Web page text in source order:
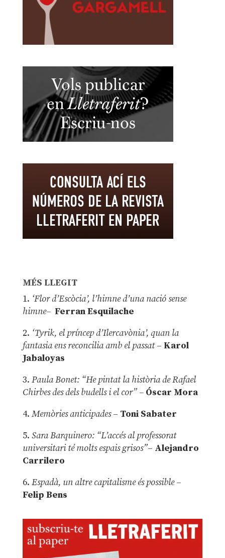
MÉS LLEGIT
1. ‘Flor d’Escòcia’, l’himne d’una nació sense
himne– Ferran Esquilache
2. ‘Tyrik, el príncep d’Ilercavònia’, quan la
fantasia ens reconcilia amb el passat– Karol
Jabaloyas
3. Paula Bonet: “He pintat la història de Rafael
Chirbes des dels budells i el cor” –Óscar Mora
4. Memòries anticipades– Toni Sabater
5. Sara Barquinero: “L’accés al professorat
universitari té molts espais grisos”– Alejandro
Carrilero
6. Espadà, un altre capitalisme és possible –
Felip Bens